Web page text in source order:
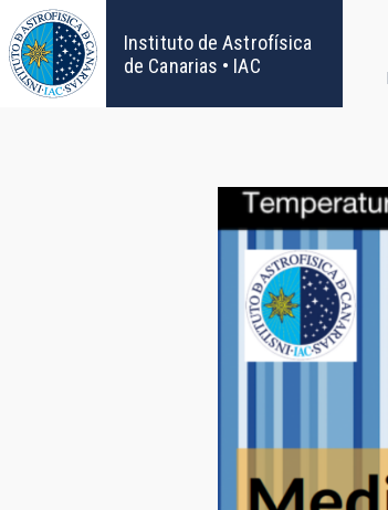
Pasar
al
contenido
principal
Instituto de Astrofísica
de Canarias • IAC